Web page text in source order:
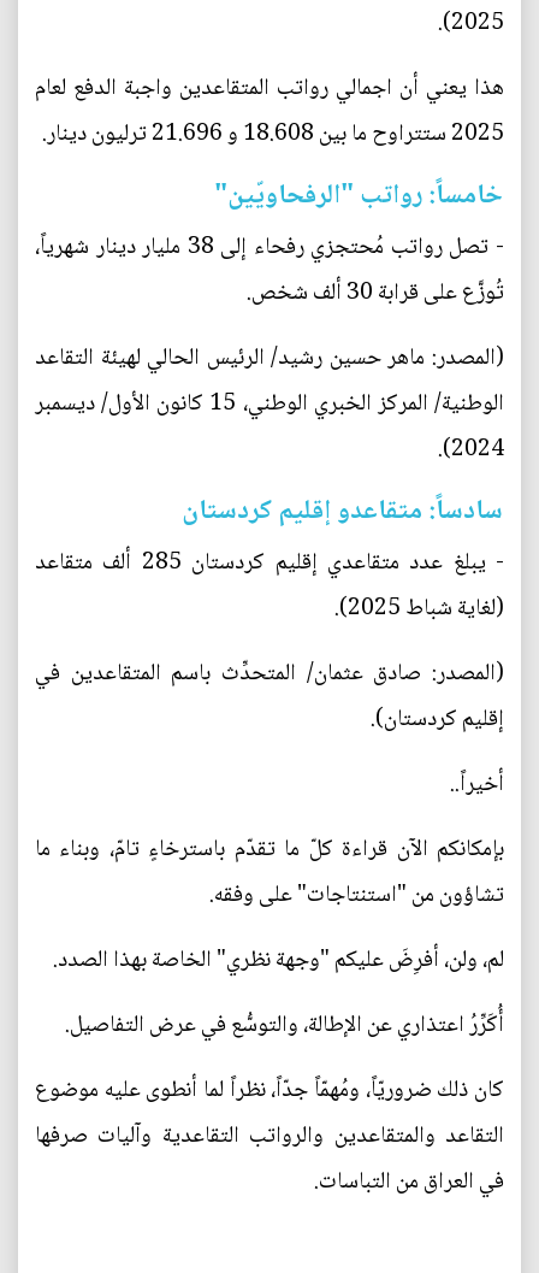
2025).
هذا يعني أن اجمالي رواتب المتقاعدين واجبة الدفع لعام
2025 ستتراوح ما بين 18.608 و 21.696 ترليون دينار.
خامساً: رواتب "الرفحاويّين"
- تصل رواتب مُحتجزي رفحاء إلى 38 مليار دينار شهرياً،
تُوزَّع على قرابة 30 ألف شخص.
(المصدر: ماهر حسين رشيد/ الرئيس الحالي لهيئة التقاعد
الوطنية/ المركز الخبري الوطني، 15 كانون الأول/ ديسمبر
2024).
سادساً: متقاعدو إقليم كردستان
- يبلغ عدد متقاعدي إقليم كردستان 285 ألف متقاعد
(لغاية شباط 2025).
(المصدر: صادق عثمان/ المتحدِّث باسم المتقاعدين في
إقليم كردستان).
أخيراً..
بإمكانكم الآن قراءة كلّ ما تقدّم باسترخاءٍ تامّ، وبناء ما
تشاؤون من "استنتاجات" على وفقه.
لم، ولن، أفرِضَ عليكم "وجهة نظري" الخاصة بهذا الصدد.
أُكَرِّرُ اعتذاري عن الإطالة، والتوسُّع في عرض التفاصيل.
كان ذلك ضروريّاً، ومُهمّاً جدّاً، نظراً لما أنطوى عليه موضوع
التقاعد والمتقاعدين والرواتب التقاعدية وآليات صرفها
في العراق من التباسات.